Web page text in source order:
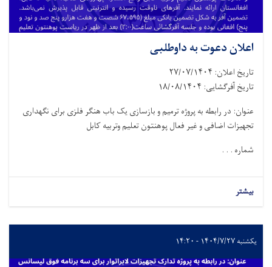
اعلان دعوت به داوطلبی
تاریخ اعلان: ۲۷/۰۷/۱۴۰۴
تاریخ آفرگشایی: ۱۸/۰۸/۱۴۰۴
عنوان: در رابطه به پروژه ترمیم و بازسازی یک باب هنگر فلزی برای نگهداری
تجهیزات اضافی و غیر فعال پوهنتون تعلیم وتربیه کابل
شماره . . .
بیشتر
یکشنبه ۱۴۰۴/۷/۲۷ - ۱۴:۲۰